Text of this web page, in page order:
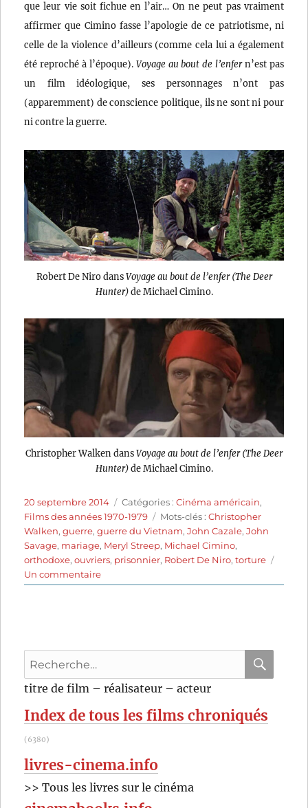
que leur vie soit fichue en l’air… On ne peut pas vraiment
affirmer que Cimino fasse l’apologie de ce patriotisme, ni
celle de la violence d’ailleurs (comme cela lui a également
été reproché à l’époque). Voyage au bout de l’enfern’est pas
un film idéologique, ses personnages n’ont pas
(apparemment) de conscience politique, ils ne sont ni pour
ni contre la guerre.
Robert De Niro dansVoyage au bout de l’enfer (The Deer
Hunter)de Michael Cimino.
Christopher Walken dansVoyage au bout de l’enfer (The Deer
Hunter)de Michael Cimino.
Publié
le
20 septembre 2014 Catégories
Catégories :Cinéma américain,
Films des années 1970-1979
Étiquettes
Mots-clés :Christopher
Walken,guerre,guerre du Vietnam,John Cazale,John
Savage, mariage, Meryl Streep, Michael Cimino,
orthodoxe,ouvriers, prisonnier, Robert De Niro,torture
Un commentairesur
Voyage
Michael
Recherche
pour
titre de film – réalisateur – acteur
Index de tous les films chroniqués
(6380)
livres-cinema.info
>> Tous les livres sur le cinéma